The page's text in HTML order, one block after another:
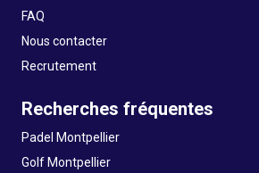
FAQ
Nous contacter
Recrutement
Recherches fréquentes
Padel Montpellier
Golf Montpellier